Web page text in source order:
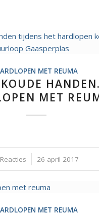
MET REUMA
MET
/ 26 april 2017
MET REUMA